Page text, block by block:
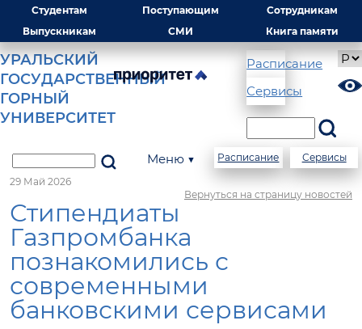
Студентам Поступающим
Сотрудникам
Выпускникам
СМИ Книга памяти
УРАЛЬСКИЙ
ГОСУДАРСТВЕННЫЙ
ГОРНЫЙ
УНИВЕРСИТЕТ
Расписание
Сервисы
Меню ▼ Расписание
Сервисы
29 Май 2026
Вернуться на страницу новостей
Стипендиаты
Газпромбанка
познакомились с
современными
банковскими сервисами